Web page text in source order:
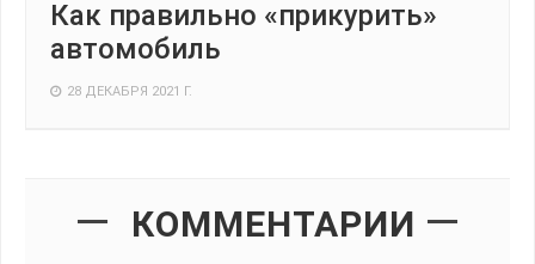
Как правильно «прикурить»
автомобиль
28 ДЕКАБРЯ 2021 Г.
КОММЕНТАРИИ